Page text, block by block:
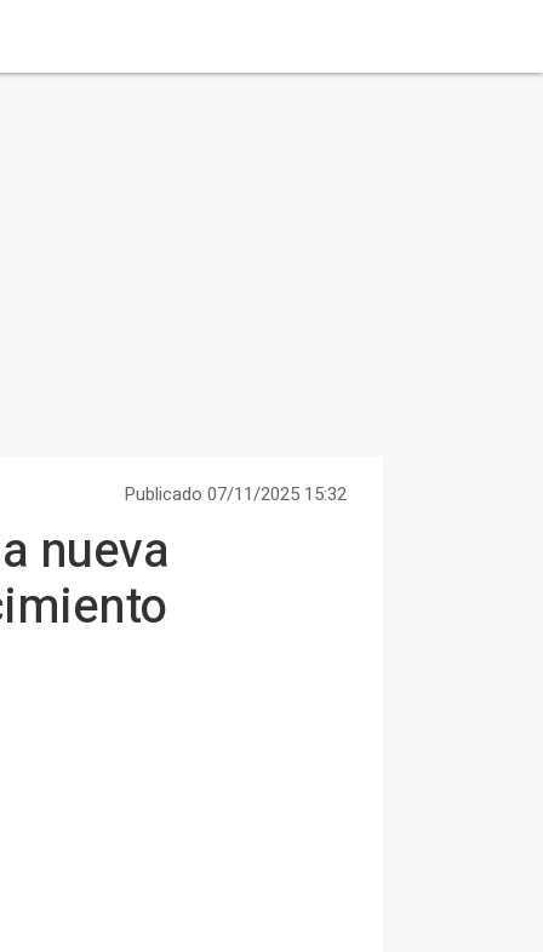
Publicado 07/11/2025 15:32
nueva